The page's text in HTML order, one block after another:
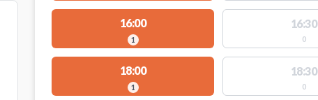
16:00
1
16:30
0
18:00
1
18:30
0